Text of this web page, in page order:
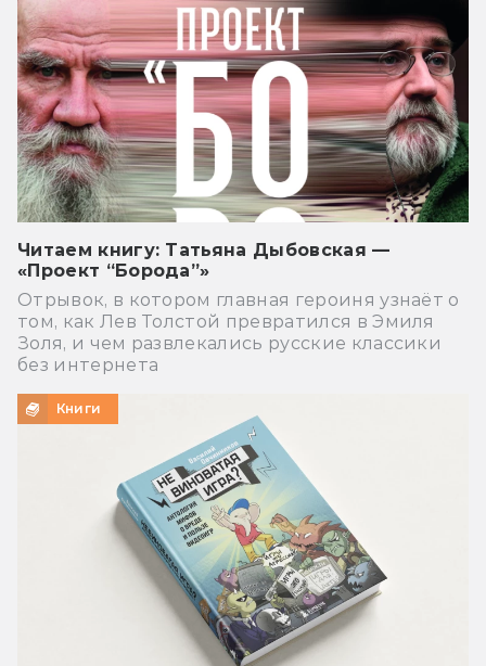
Читаем книгу: Татьяна Дыбовская —
«Проект “Борода”»
Отрывок, в котором главная героиня узнаёт о
том, как Лев Толстой превратился в Эмиля
Золя, и чем развлекались русские классики
без интернета
Книги